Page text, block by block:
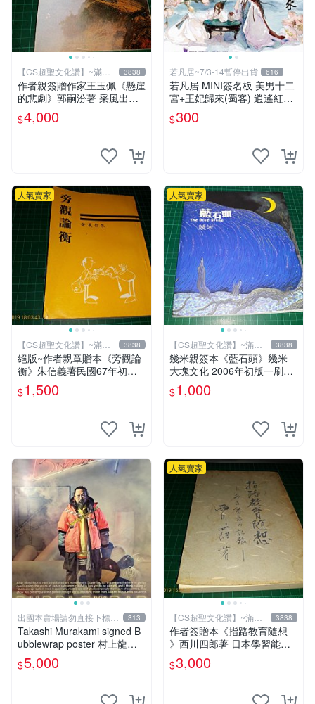
【CS超聖文化讚】~滿千
元送運
3838
作者親簽贈作家王玉佩《懸崖
的悲劇》郭嗣汾著 采風出版
民國77年初版 【CS超聖文化
讚】
$4,000
若凡居~7/3-14暫停出貨 616
若凡居 MINI簽名板 美男十二
宮+王妃歸來(蜀客) 逍遙紅塵
&貓君笑豬&何何舞 親筆簽名
簽名板
$300
人氣賣家
【CS超聖文化讚】~滿千
元送運
3838
絕版~作者親章贈本《旁觀論
衡》朱信義著民國67年初版
泛黃 【CS超聖文化讚】
$1,500
人氣賣家
【CS超聖文化讚】~滿千
元送運
3838
幾米親簽本《藍石頭》幾米
大塊文化 2006年初版一刷
【CS超聖文化讚】
$1,000
出國本賣場請勿直接下標請
先提問
313
Takashi Murakami signed B
ubblewrap poster 村上龍簽
名展覽海報 現貨台北
$5,000
人氣賣家
【CS超聖文化讚】~滿千
元送運
3838
作者簽贈本《指路教育隨想
》西川四郎著 日本學習能率
研究會 昭和五十二年【CS超
聖文化讚】
$3,000